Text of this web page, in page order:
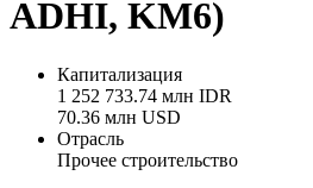
ADHI, KM6)
Капитализация
1 252 733.74 млн IDR
70.36 млн USD
Отрасль
Прочее строительство